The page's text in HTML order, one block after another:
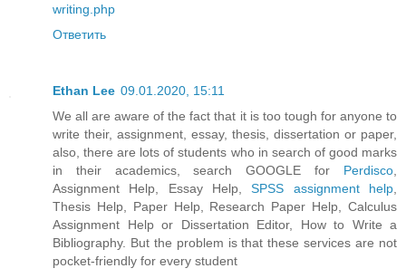
writing.php
Ответить
Ethan Lee 09.01.2020, 15:11
We all are aware of the fact that it is too tough for anyone to
write their, assignment, essay, thesis, dissertation or paper,
also, there are lots of students who in search of good marks
in their academics, search GOOGLE for Perdisco
Assignment Help, Essay Help,SPSS assignment help
Thesis Help, Paper Help, Research Paper Help, Calculus
Assignment Help or Dissertation Editor, How to Write a
Bibliography. But the problem is that these services are not
pocket-friendly for every student